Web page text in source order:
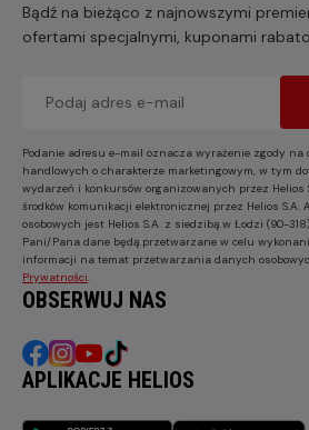
Bądź na bieżąco z najnowszymi
ofertami specjalnymi, kuponami
Podanie adresu e-mail oznacza wyrażenie zgody
handlowych o charakterze marketingowym, w tym
wydarzeń i konkursów organizowanych przez Helios
środków komunikacji elektronicznej przez Helios
osobowych jest Helios S.A. z siedzibą w Łodzi (90-
Pani/Pana dane będą przetwarzane w celu
informacji na temat przetwarzania danych
Prywatności
OBSERWUJ NAS
APLIKACJE HELIOS